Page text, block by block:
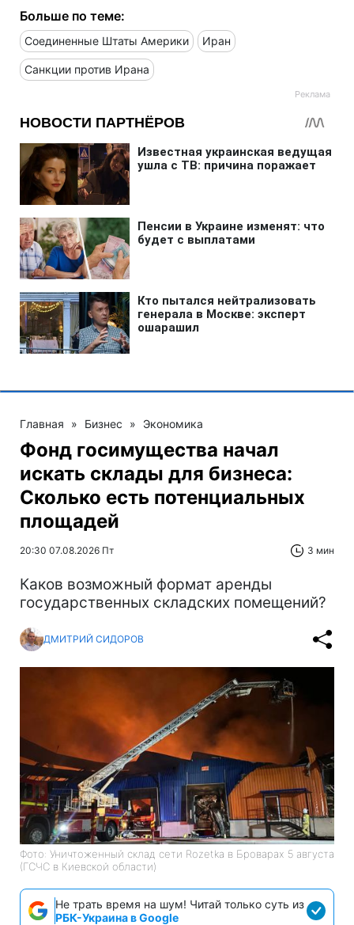
Больше по теме:
Соединенные Штаты Америки Иран
Санкции против Ирана
Главная » Бизнес » Экономика
Фонд госимущества начал
искать склады для бизнеса:
Сколько есть потенциальных
площадей
20:30 07.08.2026 Пт 3 мин
Каков возможный формат аренды
государственных складских помещений?
ДМИТРИЙ СИДОРОВ
Фото: Уничтоженный склад сети Rozetka в Броварах 5 августа
(ГСЧС в Киевской области)
Не трать время на шум! Читай только суть из
РБК-Украина в Google